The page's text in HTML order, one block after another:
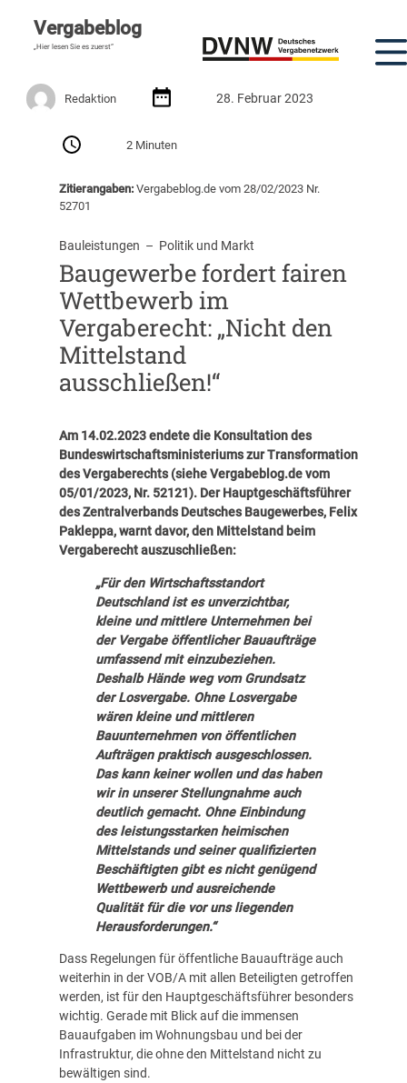
Vergabeblog
„Hier lesen Sie es zuerst“
Redaktion 28. Februar 2023
2 Minuten
Zitierangaben:Vergabeblog.de vom 28/02/2023 Nr.
52701
Bauleistungen
  –
Politik und Markt
Baugewerbe fordert fairen
Wettbewerb im
Vergaberecht: „Nicht den
Mittelstand
ausschließen!“
Am 14.02.2023 endete die Konsultation des
Bundeswirtschaftsministeriums zur Transformation
des Vergaberechts (sieheVergabeblog.de vom
05/01/2023, Nr. 52121). Der Hauptgeschäftsführer
des Zentralverbands Deutsches Baugewerbes, Felix
Pakleppa, warnt davor, den Mittelstand beim
Vergaberecht auszuschließen:
„Für den Wirtschaftsstandort
Deutschland ist es unverzichtbar,
kleine und mittlere Unternehmen bei
der Vergabe öffentlicher Bauaufträge
umfassend mit einzubeziehen.
Deshalb Hände weg vom Grundsatz
der Losvergabe. Ohne Losvergabe
wären kleine und mittleren
Bauunternehmen von öffentlichen
Aufträgen praktisch ausgeschlossen.
Das kann keiner wollen und das haben
wir in unserer Stellungnahme auch
deutlich gemacht. Ohne Einbindung
des leistungsstarken heimischen
Mittelstands und seiner qualifizierten
Beschäftigten gibt es nicht genügend
Wettbewerb und ausreichende
Qualität für die vor uns liegenden
Herausforderungen.“
Dass Regelungen für öffentliche Bauaufträge auch
weiterhin in der VOB/A mit allen Beteiligten getroffen
werden, ist für den Hauptgeschäftsführer besonders
wichtig. Gerade mit Blick auf die immensen
Bauaufgaben im Wohnungsbau und bei der
Infrastruktur, die ohne den Mittelstand nicht zu
bewältigen sind.